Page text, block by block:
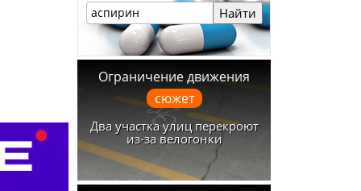
Найти
Ограничение движения
сюжет
Два участка улиц перекроют
из-за велогонки